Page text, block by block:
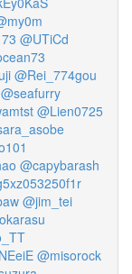
@UTiCd
@Rei_774gou
@seafurry
@Lien0725
@capybarash
@jim_tei
@misorock